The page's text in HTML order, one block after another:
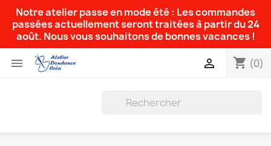
Notre atelier passe en mode été : Les commandes
passées actuellement seront traitées à partir du 24
août. Nous vous souhaitons de bonnes vacances !
 shopping_cart (0)
